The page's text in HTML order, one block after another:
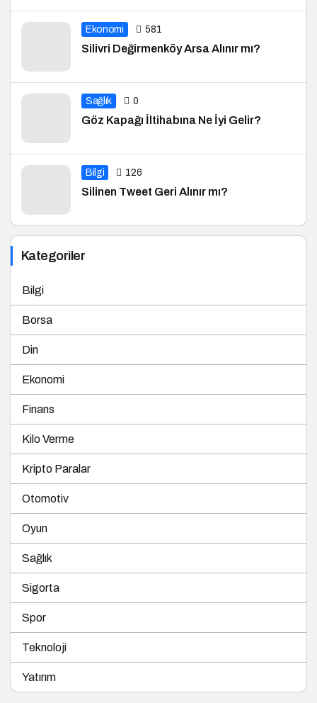
Ekonomi 581
Silivri Değirmenköy Arsa Alınır mı?
Sağlık 0
Göz Kapağı İltihabına Ne İyi Gelir?
Bilgi 126
Silinen Tweet Geri Alınır mı?
Kategoriler
Bilgi
Borsa
Din
Ekonomi
Finans
Kilo Verme
Kripto Paralar
Otomotiv
Oyun
Sağlık
Sigorta
Spor
Teknoloji
Yatırım